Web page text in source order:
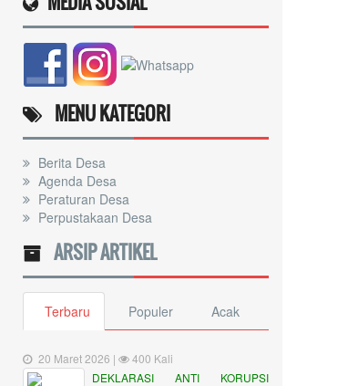
MENU KATEGORI
Berita Desa
Agenda Desa
Peraturan Desa
Perpustakaan Desa
ARSIP ARTIKEL
Terbaru Populer Acak
20 Maret 2026 |
400 Kali
DEKLARASI ANTI KORUPSI